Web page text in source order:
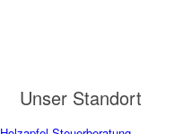
Unser Standort